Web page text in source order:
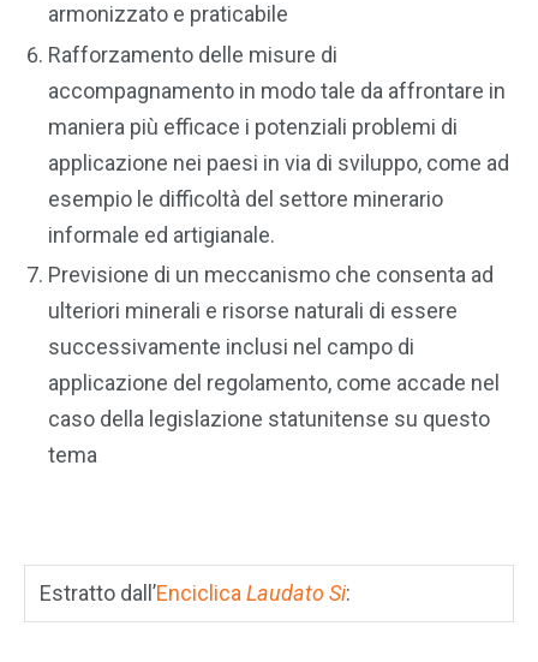
armonizzato e praticabile
Rafforzamento delle misure di
accompagnamento in modo tale da affrontare in
maniera più efficace i potenziali problemi di
applicazione nei paesi in via di sviluppo, come ad
esempio le difficoltà del settore minerario
informale ed artigianale.
Previsione di un meccanismo che consenta ad
ulteriori minerali e risorse naturali di essere
successivamente inclusi nel campo di
applicazione del regolamento, come accade nel
caso della legislazione statunitense su questo
tema
Estratto dall’Enciclica Laudato Si: